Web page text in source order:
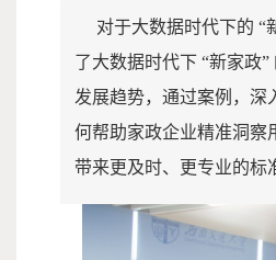
对于大数据时代下的 “
了大数据时代下 “新家政
发展趋势，通过案例，深
何帮助家政企业精准洞察
带来更及时、更专业的标